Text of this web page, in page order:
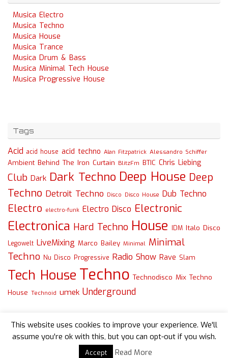
Musica Electro
Musica Techno
Musica House
Musica Trance
Musica Drum & Bass
Musica Minimal Tech House
Musica Progressive House
Tags
Acid acid house acid techno Alan Fitzpatrick Alessandro Schiffer
Ambient Behind The Iron Curtain BlitzFm BTIC Chris Liebing
Club Dark Dark Techno Deep House Deep
Techno Detroit Techno Disco Disco House Dub Techno
Electro electro-funk Electro Disco Electronic
Electronica Hard Techno House IDM Italo Disco
Legowelt LiveMixing Marco Bailey Minimal Minimal
Techno Nu Disco Progressive Radio Show Rave Slam
Tech House Techno Technodisco Mix Techno
House Technoid umek Underground
This website uses cookies to improve your experience. We'll
assume you're ok with this, but you can opt-out if you wish.
Accept Read More